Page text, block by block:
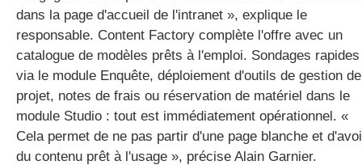
dans la page d'accueil de l'intranet », explique le
responsable. Content Factory complète l'offre avec un
catalogue de modèles prêts à l'emploi. Sondages rapides
via le module Enquête, déploiement d'outils de gestion de
projet, notes de frais ou réservation de matériel dans le
module Studio : tout est immédiatement opérationnel. «
Cela permet de ne pas partir d'une page blanche et
du contenu prêt à l'usage », précise Alain Garnier.